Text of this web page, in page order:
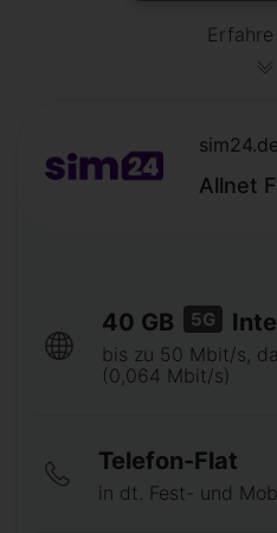
sim24.de
Allnet
40 GB 5G
bis zu 50 Mbit/s,
(0,064 Mbit/s)
Telefon-Flat
in dt. Fest- und